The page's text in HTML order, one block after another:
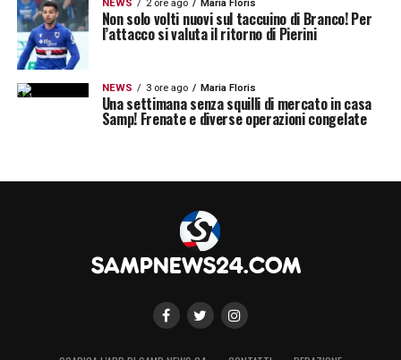
NEWS 2 ore ago Maria Floris
Non solo volti nuovi sul taccuino di Branco! Per
l’attacco si valuta il ritorno di Pierini
NEWS 3 ore ago Maria Floris
Una settimana senza squilli di mercato in casa
Samp! Frenate e diverse operazioni congelate